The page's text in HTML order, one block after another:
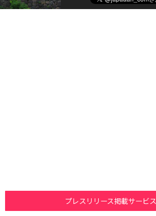
プレスリリース掲載サービス